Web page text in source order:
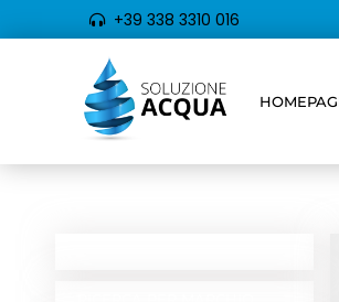
+39 338 3310 016